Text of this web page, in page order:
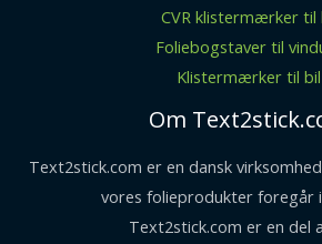
CVR klistermærker til
Foliebogstaver til
Klistermærker til bil
Om
Text2stick.com er en dansk
vores folieprodukter foregår
Text2stick.com er en del